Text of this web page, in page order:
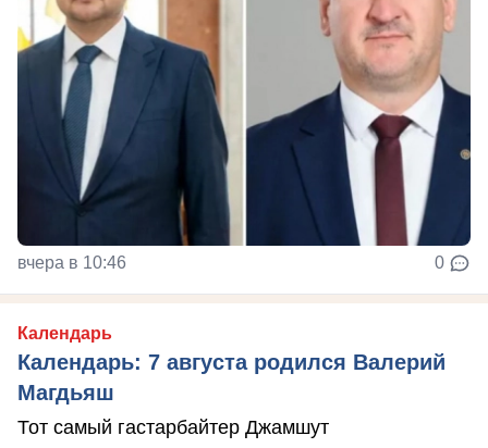
вчера в 10:46 0
Календарь
Календарь: 7 августа родился Валерий
Магдьяш
Тот самый гастарбайтер Джамшут